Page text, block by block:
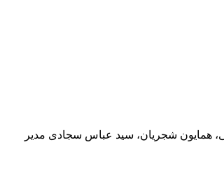
همایون شجریان، سید عباس سجادی مدیر